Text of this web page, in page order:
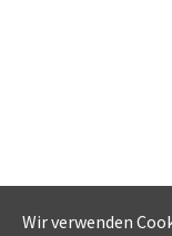
Wir verwenden